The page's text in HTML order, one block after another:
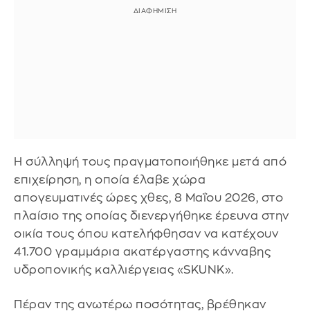
Η σύλληψή τους πραγματοποιήθηκε μετά από
επιχείρηση, η οποία έλαβε χώρα
απογευματινές ώρες χθες, 8 Μαΐου 2026, στο
πλαίσιο της οποίας διενεργήθηκε έρευνα στην
οικία τους όπου κατελήφθησαν να κατέχουν
41.700 γραμμάρια ακατέργαστης κάνναβης
υδροπονικής καλλιέργειας «SKUNK».
Πέραν της ανωτέρω ποσότητας, βρέθηκαν